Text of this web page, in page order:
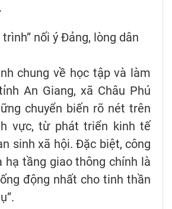
nối ý Đảng, lòng dân
chung về học tập và làm
An Giang, xã Châu Phú
chuyển biến rõ nét trên
vực, từ phát triển kinh tế
sinh xã hội. Đặc biệt, công
hạ tầng giao thông chính là
động nhất cho tinh thần